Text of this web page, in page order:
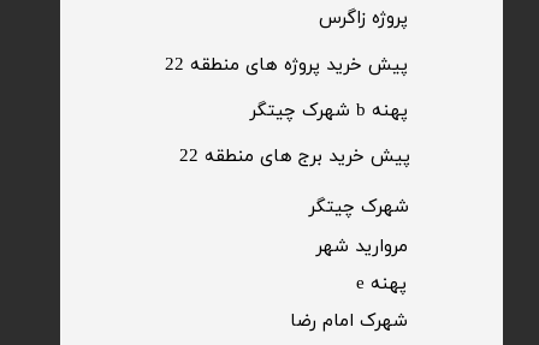
پیش خرید برج های منطقه 22
پهنه b شهرک چیتگر
پیش خرید پروژه های منطقه 22
​پروژه زاگرس
​شهرک چیتگر
مروارید شهر​​​​​​​
شهرک امام رضا
پهنه e